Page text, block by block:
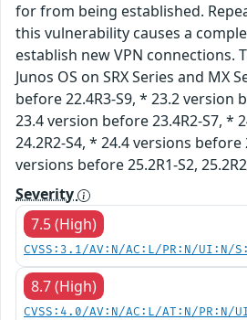
for from being established.
this vulnerability causes a
establish new VPN connections.
Junos OS on SRX Series and MX
before 22.4R3-S9, * 23.2 version
23.4 version before 23.4R2-S7, *
24.2R2-S4, * 24.4 versions before
versions before 25.2R1-S2,
Severity
7.5 (High)
CVSS:3.1/AV:N/AC:L/PR:N/UI:N/
8.7 (High)
CVSS:4.0/AV:N/AC:L/AT:N/PR:N/